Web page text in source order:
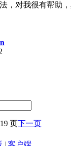
，对我很有帮助，
页
下一页